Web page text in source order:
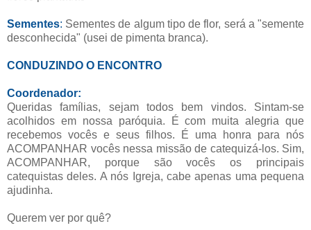
Sementes: Sementes de algum tipo de flor, será a "semente
desconhecida" (usei de pimenta branca).
CONDUZINDO O ENCONTRO
Coordenador:
Queridas famílias, sejam todos bem vindos. Sintam-se
acolhidos em nossa paróquia. É com muita alegria que
recebemos vocês e seus filhos. É uma honra para nós
ACOMPANHAR vocês nessa missão de catequizá-los. Sim,
ACOMPANHAR, porque são vocês os principais
catequistas deles. A nós Igreja, cabe apenas uma pequena
ajudinha.
Querem ver por quê?